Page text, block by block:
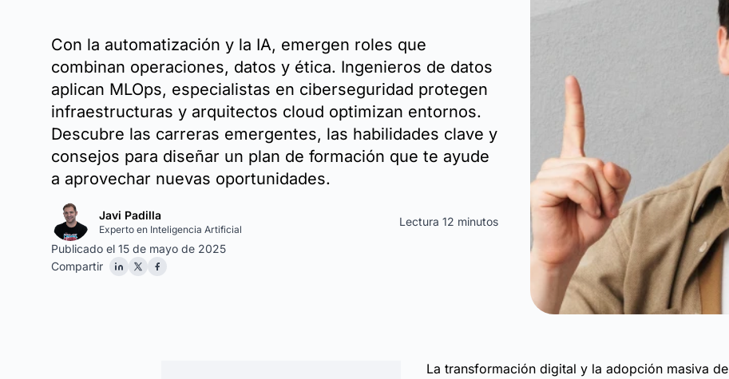
Con la automatización y la IA, emergen roles que
combinan operaciones, datos y ética. Ingenieros de datos
aplican MLOps, especialistas en ciberseguridad protegen
infraestructuras y arquitectos cloud optimizan entornos.
Descubre las carreras emergentes, las habilidades clave y
consejos para diseñar un plan de formación que te ayude
a aprovechar nuevas oportunidades.
Javi Padilla
Experto en Inteligencia Artificial
Lectura 12 minutos
Publicado el 15 de mayo de 2025
Compartir
La transformación digital y la adopción masiva de